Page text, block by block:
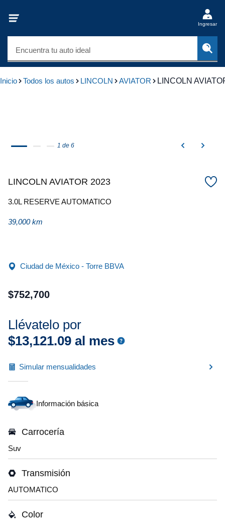
Ingresar
Encuentra tu auto ideal
Inicio Todos los autos LINCOLN AVIATOR LINCOLN
1 de 6
LINCOLN AVIATOR 2023
3.0L RESERVE AUTOMATICO
39,000 km
Ciudad de México - Torre BBVA
$752,700
Llévatelo por
$13,121.09 al mes
Simular mensualidades
Información básica
Carrocería
Suv
Transmisión
AUTOMATICO
Color